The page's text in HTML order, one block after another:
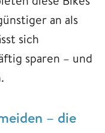
an als
sich
sparen – und
– die